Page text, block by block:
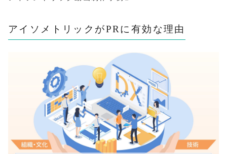
アイソメトリックがPRに有効な理由